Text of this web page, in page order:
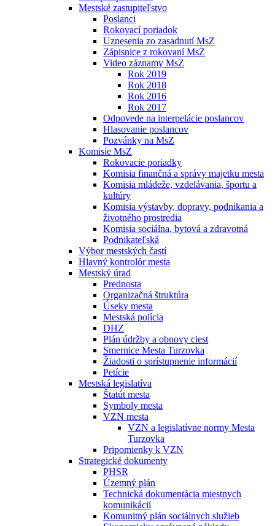
Mestské zastupiteľstvo
Poslanci
Rokovací poriadok
Uznesenia zo zasadnutí MsZ
Zápisnice z rokovaní MsZ
Video záznamy MsZ
Rok 2019
Rok 2018
Rok 2016
Rok 2017
Odpovede na interpelácie poslancov
Hlasovanie poslancov
Pozvánky na MsZ
Komisie MsZ
Rokovacie poriadky
Komisia finančná a správy majetku mesta
Komisia mládeže, vzdelávania, športu a
kultúry
Komisia výstavby, dopravy, podnikania a
životného prostredia
Komisia sociálna, bytová a zdravotná
Podnikateľská
Výbor mestských častí
Hlavný kontrolór mesta
Mestský úrad
Prednosta
Organizačná štruktúra
Úseky mesta
Mestská polícia
DHZ
Plán údržby a obnovy ciest
Smernice Mesta Turzovka
Žiadosti o sprístupnenie informácií
Petície
Mestská legislatíva
Štatút mesta
Symboly mesta
VZN mesta
VZN a legislatívne normy Mesta
Turzovka
Pripomienky k VZN
Strategické dokumenty
PHSR
Územný plán
Technická dokumentácia miestnych
komunikácií
Komunitný plán sociálnych služieb